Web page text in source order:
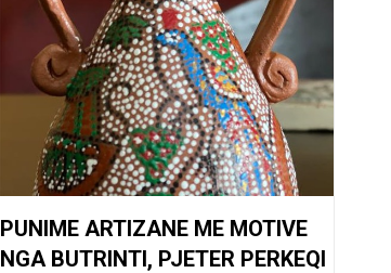
PUNIME ARTIZANE ME MOTIVE
NGA BUTRINTI, PJETER PERKEQI